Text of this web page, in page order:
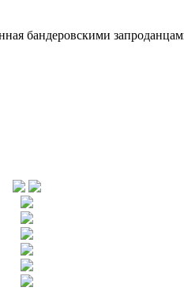
бандеровскими